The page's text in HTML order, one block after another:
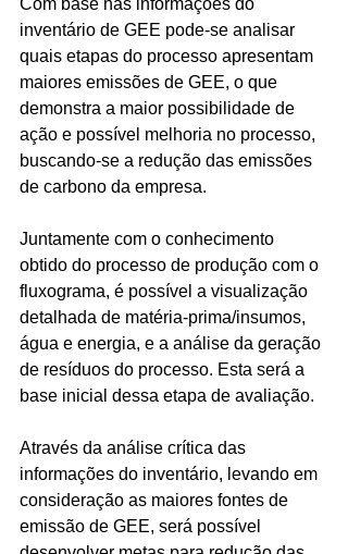
inventário de GEE pode-se analisar
quais etapas do processo apresentam
maiores emissões de GEE, o que
demonstra a maior possibilidade de
ação e possível melhoria no processo,
buscando-se a redução das emissões
de carbono da empresa.
Juntamente com o conhecimento
obtido do processo de produção com o
fluxograma, é possível a visualização
detalhada de matéria-prima/insumos,
água e energia, e a análise da geração
de resíduos do processo. Esta será a
base inicial dessa etapa de avaliação.
Através da análise crítica das
informações do inventário, levando em
consideração as maiores fontes de
emissão de GEE, será possível